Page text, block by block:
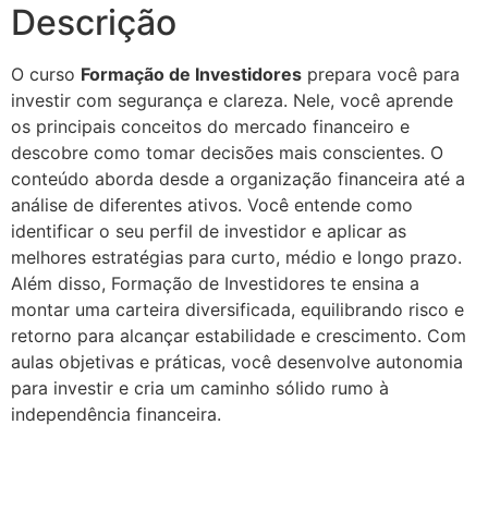
Descrição
O curso Formação de Investidores prepara você para
investir com segurança e clareza. Nele, você aprende
os principais conceitos do mercado financeiro e
descobre como tomar decisões mais conscientes. O
conteúdo aborda desde a organização financeira até a
análise de diferentes ativos. Você entende como
identificar o seu perfil de investidor e aplicar as
melhores estratégias para curto, médio e longo prazo.
Além disso, Formação de Investidores te ensina a
montar uma carteira diversificada, equilibrando risco e
retorno para alcançar estabilidade e crescimento. Com
aulas objetivas e práticas, você desenvolve autonomia
para investir e cria um caminho sólido rumo à
independência financeira.